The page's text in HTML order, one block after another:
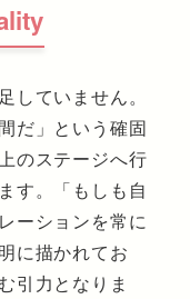
していません。
だ」という確固
のステージへ行
す。「もしも自
ーションを常に
に描かれてお
引力となりま